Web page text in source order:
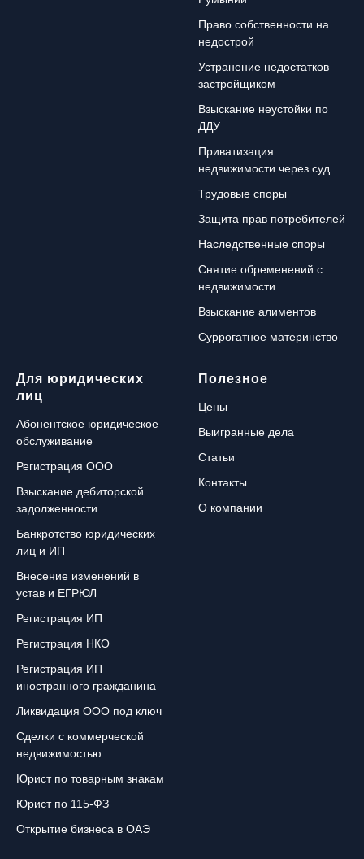
Право собственности на
недострой
Устранение недостатков
застройщиком
Взыскание неустойки по
ДДУ
Приватизация
недвижимости через суд
Трудовые споры
Защита прав потребителей
Наследственные споры
Снятие обременений с
недвижимости
Взыскание алиментов
Суррогатное материнство
Для юридических
лиц
Абонентское юридическое
обслуживание
Регистрация ООО
Взыскание дебиторской
задолженности
Банкротство юридических
лиц и ИП
Внесение изменений в
устав и ЕГРЮЛ
Регистрация ИП
Регистрация НКО
Регистрация ИП
иностранного гражданина
Ликвидация ООО под ключ
Сделки с коммерческой
недвижимостью
Юрист по товарным знакам
Юрист по 115-ФЗ
Открытие бизнеса в ОАЭ
Полезное
Цены
Выигранные дела
Статьи
Контакты
О компании